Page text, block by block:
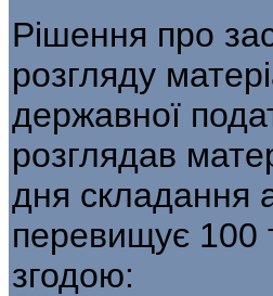
Рішення про
роз­гляду
державної
розглядав
дня складання
перевищує 100
згодою: